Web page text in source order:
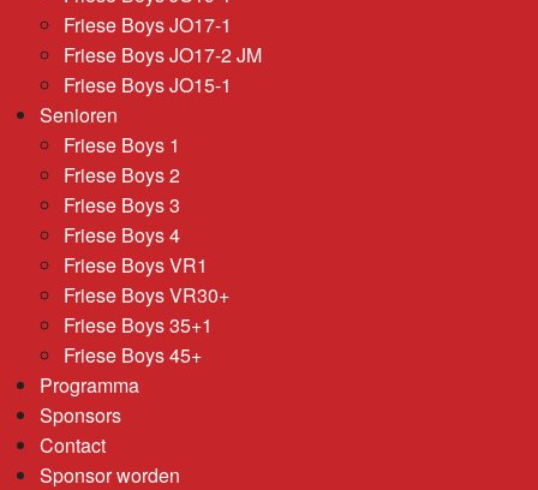
Friese Boys JO17-1
Friese Boys JO17-2 JM
Friese Boys JO15-1
Senioren
Friese Boys 1
Friese Boys 2
Friese Boys 3
Friese Boys 4
Friese Boys VR1
Friese Boys VR30+
Friese Boys 35+1
Friese Boys 45+
Programma
Sponsors
Contact
Sponsor worden